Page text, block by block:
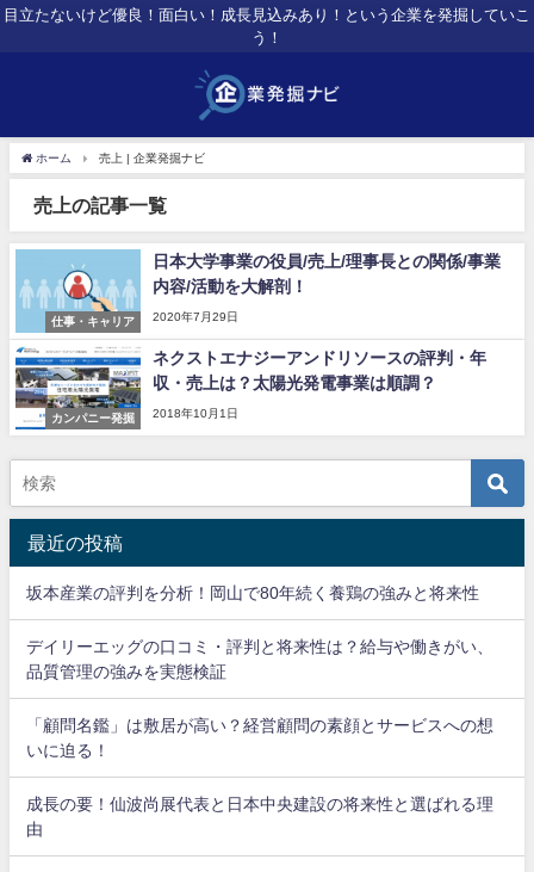
目立たないけど優良！面白い！成長見込みあり！という企業を発掘していこ
う！
ホーム 売上 | 企業発掘ナビ
売上の記事一覧
仕事・キャリア
日本大学事業の役員/売上/理事長との関係/事業
内容/活動を大解剖！
2020年7月29日
カンパニー発掘
ネクストエナジーアンドリソースの評判・年
収・売上は？太陽光発電事業は順調？
2018年10月1日
最近の投稿
坂本産業の評判を分析！岡山で80年続く養鶏の強みと将来性
デイリーエッグの口コミ・評判と将来性は？給与や働きがい、
品質管理の強みを実態検証
「顧問名鑑」は敷居が高い？経営顧問の素顔とサービスへの想
いに迫る！
成長の要！仙波尚展代表と日本中央建設の将来性と選ばれる理
由